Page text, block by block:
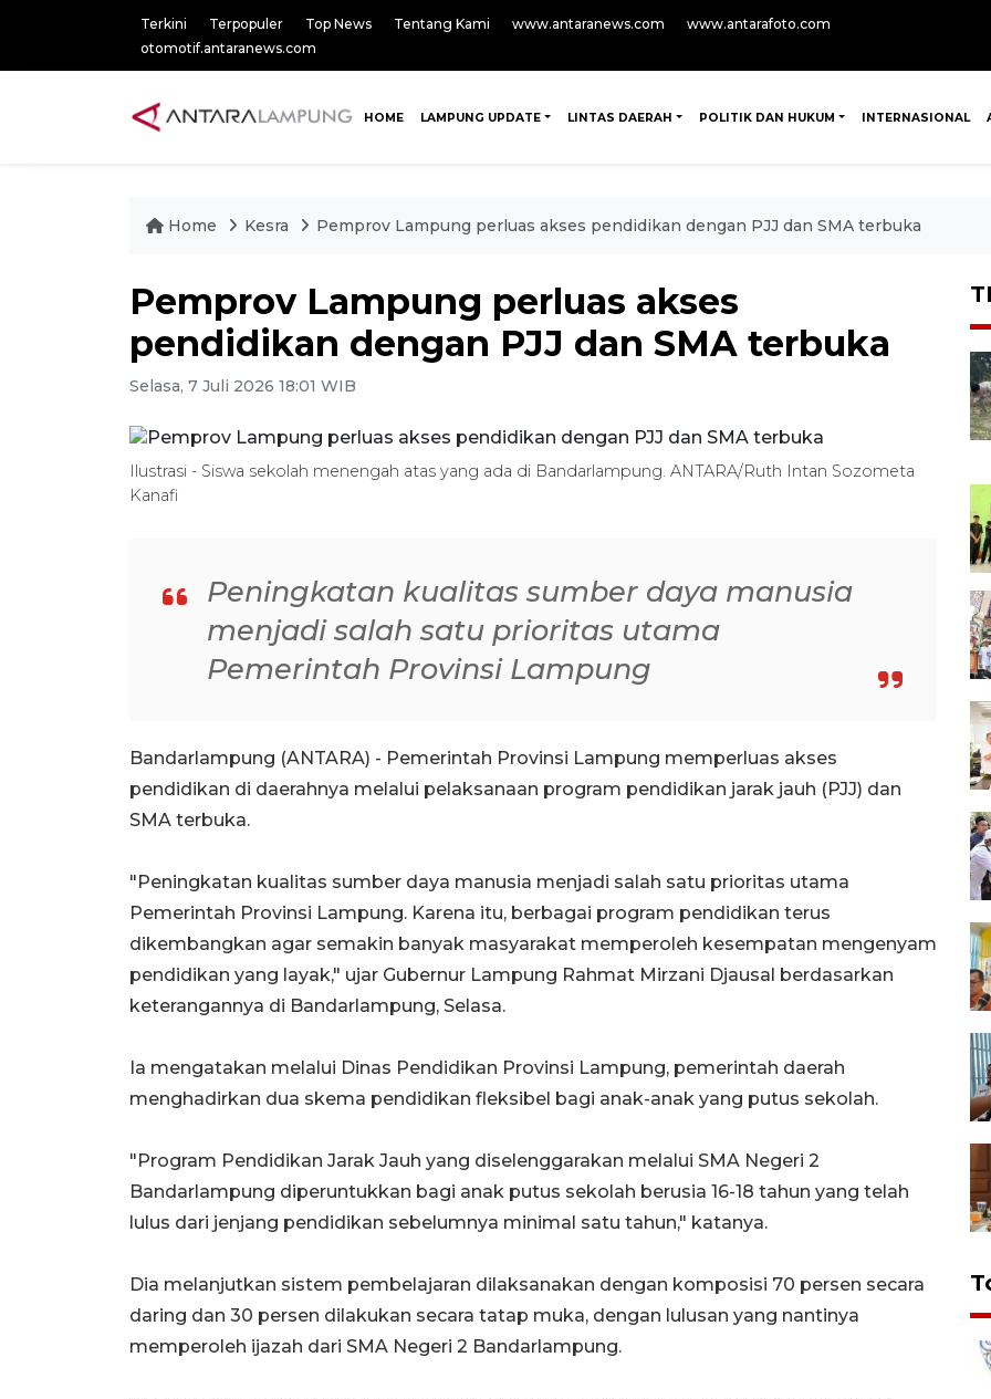
Terkini Terpopuler Top News Tentang Kami www.antaranews.com
www.antarafoto.com
otomotif.antaranews.com
HOME LAMPUNG UPDATE LINTAS DAERAH POLITIK DAN HUKUM INTERNASIONAL
Home Kesra Pemprov Lampung perluas akses pendidikan dengan PJJ dan SMA terbuka
Pemprov Lampung perluas akses
pendidikan dengan PJJ dan SMA terbuka
Selasa, 7 Juli 2026 18:01 WIB
Ilustrasi - Siswa sekolah menengah atas yang ada di Bandarlampung. ANTARA/Ruth Intan Sozometa
Kanafi
Peningkatan kualitas sumber daya manusia
menjadi salah satu prioritas utama
Pemerintah Provinsi Lampung
Bandarlampung (ANTARA) - Pemerintah Provinsi Lampung memperluas akses
pendidikan di daerahnya melalui pelaksanaan program pendidikan jarak jauh (PJJ) dan
SMA terbuka.
"Peningkatan kualitas sumber daya manusia menjadi salah satu prioritas utama
Pemerintah Provinsi Lampung. Karena itu, berbagai program pendidikan terus
dikembangkan agar semakin banyak masyarakat memperoleh kesempatan mengenyam
pendidikan yang layak," ujar Gubernur Lampung Rahmat Mirzani Djausal berdasarkan
keterangannya di Bandarlampung, Selasa.
Ia mengatakan melalui Dinas Pendidikan Provinsi Lampung, pemerintah daerah
menghadirkan dua skema pendidikan fleksibel bagi anak-anak yang putus sekolah.
"Program Pendidikan Jarak Jauh yang diselenggarakan melalui SMA Negeri 2
Bandarlampung diperuntukkan bagi anak putus sekolah berusia 16-18 tahun yang telah
lulus dari jenjang pendidikan sebelumnya minimal satu tahun," katanya.
Dia melanjutkan sistem pembelajaran dilaksanakan dengan komposisi 70 persen secara
daring dan 30 persen dilakukan secara tatap muka, dengan lulusan yang nantinya
memperoleh ijazah dari SMA Negeri 2 Bandarlampung.